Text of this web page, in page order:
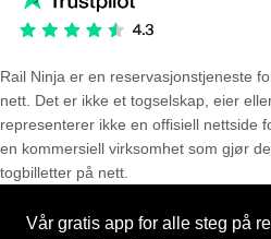
Rail Ninja er en reservasjons­tjeneste
nett. Det er ikke et togselskap, eier
representerer ikke en offisiell nettside
en kommersiell virksomhet som gjør
togbilletter på nett.
Vår gratis app for alle steg på